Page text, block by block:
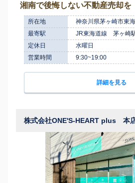
湘南で後悔しない不動産売却を
所在地
神奈川県茅ヶ崎市東
最寄駅
JR東海道線 茅ヶ崎
定休日
水曜日
営業時間
9:30~19:00
詳細を見る
株式会社ONE'S-HEART plus 本